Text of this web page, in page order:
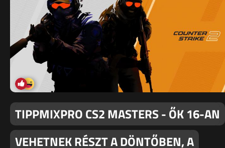
TIPPMIXPRO CS2 MASTERS - ŐK 16-AN
VEHETNEK RÉSZT A DÖNTŐBEN, A